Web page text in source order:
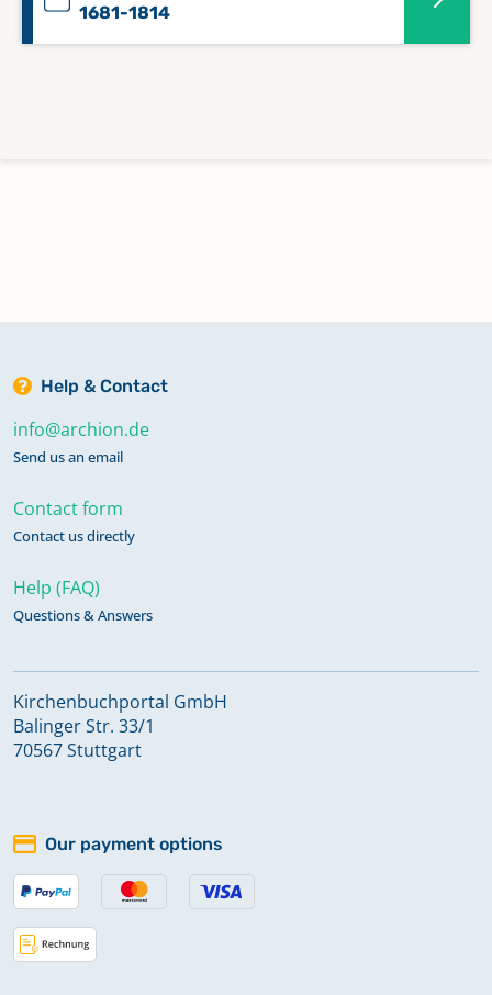
1681-1814
Help & Contact
info@archion.de
Send us an email
Contact form
Contact us directly
Help (FAQ)
Questions & Answers
Kirchenbuchportal GmbH
Balinger Str. 33/1
70567 Stuttgart
Our payment options